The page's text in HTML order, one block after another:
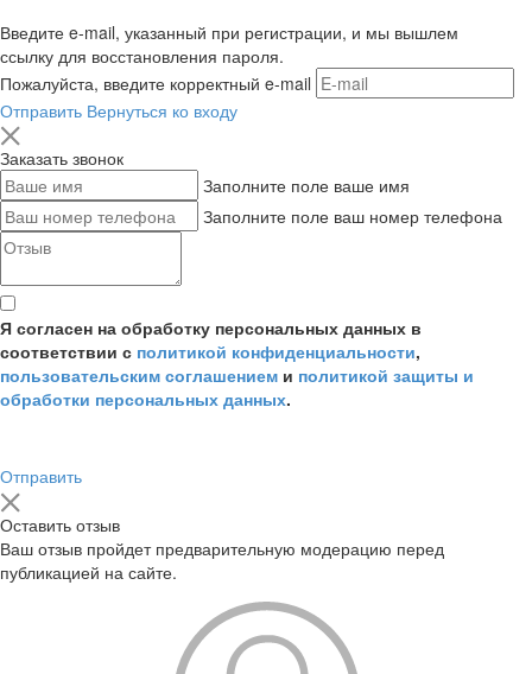
Введите e-mail, указанный при регистрации, и мы вышлем
ссылку для восстановления пароля.
Пожалуйста, введите корректный e-mail
Отправить Вернуться ко входу
Заказать звонок
Заполните поле ваше имя
Заполните поле ваш номер телефона
Я согласен на обработку персональных данных в
соответствии с политикой конфиденциальности,
пользовательским соглашением и политикой защиты и
обработки персональных данных.
Отправить
Оставить отзыв
Ваш отзыв пройдет предварительную модерацию перед
публикацией на сайте.